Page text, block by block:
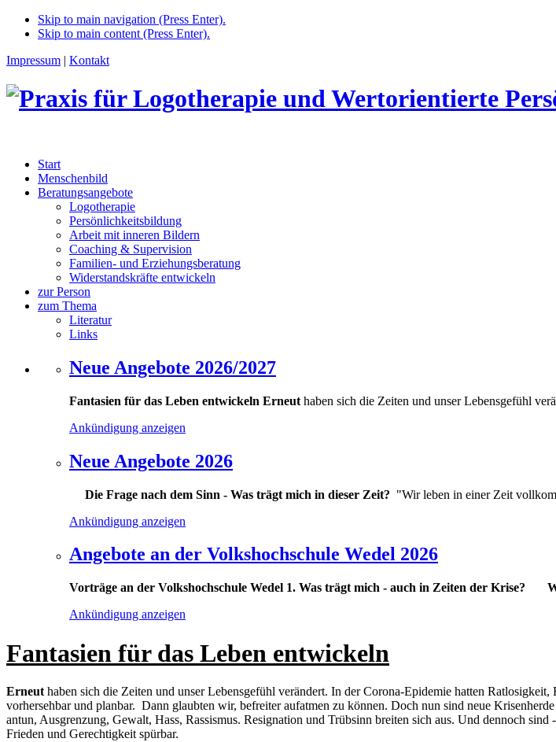
Skip to main navigation (Press Enter).
Skip to main content (Press Enter).
Impressum | Kontakt
Start
Menschenbild
Beratungsangebote
Logotherapie
Persönlichkeitsbildung
Arbeit mit inneren Bildern
Coaching & Supervision
Familien- und Erziehungsberatung
Widerstandskräfte entwickeln
zur Person
zum Thema
Literatur
Links
Neue Angebote 2026/2027
Fantasien für das Leben entwickeln Erneut haben sich die Zeiten und unser Lebensgefühl
Ankündigung anzeigen
Neue Angebote 2026
Die Frage nach dem Sinn - Was trägt mich in dieser Zeit? "Wir leben in einer Zeit
Ankündigung anzeigen
Angebote an der Volkshochschule Wedel 2026
Vorträge an der Volkshochschule Wedel 1. Was trägt mich - auch in Zeiten der Krise?
Ankündigung anzeigen
Fantasien für das Leben entwickeln
Erneut haben sich die Zeiten und unser Lebensgefühl verändert. In der Corona-Epidemie hatten
vorhersehbar und planbar. Dann glaubten wir, befreiter aufatmen zu können. Doch nun sind neue
antun, Ausgrenzung, Gewalt, Hass, Rassismus. Resignation und Trübsinn breiten sich aus. Und dennoch
Frieden und Gerechtigkeit spürbar.